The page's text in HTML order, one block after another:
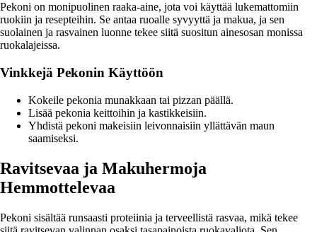
Pekoni on monipuolinen raaka-aine, jota voi käyttää lukemattomiin
ruokiin ja resepteihin. Se antaa ruoalle syvyyttä ja makua, ja sen
suolainen ja rasvainen luonne tekee siitä suositun ainesosan monissa
ruokalajeissa.
Vinkkejä Pekonin Käyttöön
Kokeile pekonia munakkaan tai pizzan päällä.
Lisää pekonia keittoihin ja kastikkeisiin.
Yhdistä pekoni makeisiin leivonnaisiin yllättävän maun
saamiseksi.
Ravitsevaa ja Makuhermoja
Hemmottelevaa
Pekoni sisältää runsaasti proteiinia ja terveellistä rasvaa, mikä tekee